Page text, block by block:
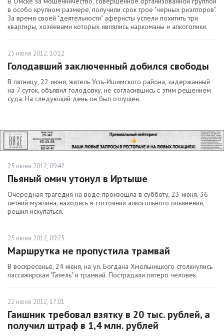
в особо крупном размере, получили срок трое "черных риэлторов".
За время своей "деятельности" аферисты успели похитить три
квартиры, хозяевами которых являлись наркоманы и алкоголики.
25 июня 2012, 10:12
Голодавший заключенный добился свободы
В пятницу, 22 июня, житель Усть-Ишимского района, задержанный
на 7 суток, объявил голодовку, не согласившись с этим решением
суда. На следующий день он был отпущен.
25 июня 2012, 09:42
Пьяный омич утонул в Иртыше
Очередная трагедия на воде произошла в субботу, 23 июня. 36-
летний мужчина, находясь в состоянии алкогольного опьянения,
решил искупаться.
25 июня 2012, 09:25
Маршрутка не пропустила трамвай
В воскресенье, 24 июня, на ул. Богдана Хмельницкого столкнулись
пассажирская "Газель" и трамвай. Пострадали пятеро человек.
22 июня 2012, 17:01
Гаишник требовал взятку в 20 тыс. рублей, а
получил штраф в 1,4 млн. рублей